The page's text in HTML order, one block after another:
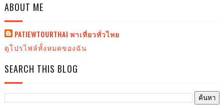
ABOUT ME
PATIEWTOURTHAI พาเที่ยวทั่วไทย
ดูโปรไฟล์ทั้งหมดของฉัน
SEARCH THIS BLOG